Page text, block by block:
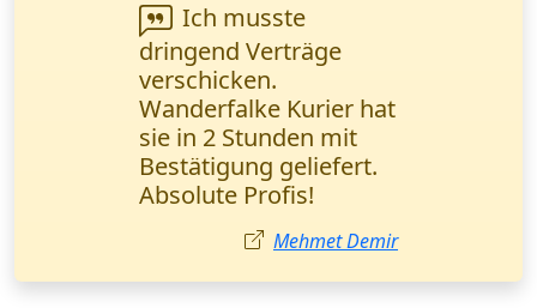
Beeindruckt von
der Geschwindigkeit
und Professionalität.
Dokumente wurden
wie versprochen am
selben Tag geliefert.
Vielen Dank. Thomas
Fischer, Unternehmer /
Frankfurt am Main.